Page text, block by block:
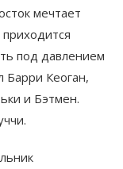
мечтает
под давлением
Барри Кеоган,
и Бэтмен.